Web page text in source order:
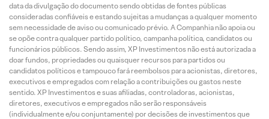
data da divulgação do documento sendo obtidas de fontes públicas
consideradas confiáveis e estando sujeitas a mudanças a qualquer momento
sem necessidade de aviso ou comunicado prévio. A Companhia não apoia ou
se opõe contra qualquer partido político, campanha política, candidatos ou
funcionários públicos. Sendo assim, XP Investimentos não está autorizada a
doar fundos, propriedades ou quaisquer recursos para partidos ou
candidatos políticos e tampouco fará reembolsos para acionistas, diretores,
executivos e empregados com relação a contribuições ou gastos neste
sentido. XP Investimentos e suas afiliadas, controladoras, acionistas,
diretores, executivos e empregados não serão responsáveis
(individualmente e/ou conjuntamente) por decisões de investimentos que